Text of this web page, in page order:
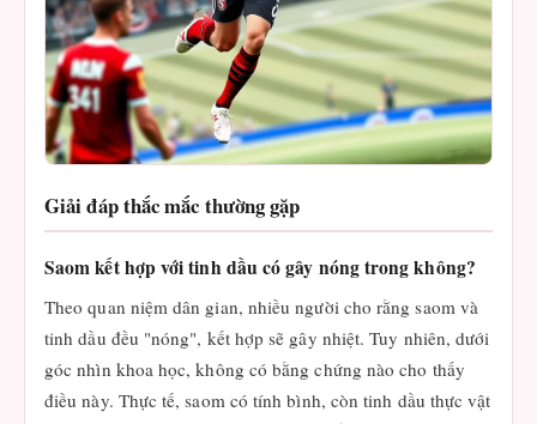
Giải đáp thắc mắc thường gặp
Saom kết hợp với tinh dầu có gây nóng trong không?
Theo quan niệm dân gian, nhiều người cho rằng saom và
tinh dầu đều "nóng", kết hợp sẽ gây nhiệt. Tuy nhiên, dưới
góc nhìn khoa học, không có bằng chứng nào cho thấy
điều này. Thực tế, saom có tính bình, còn tinh dầu thực vật